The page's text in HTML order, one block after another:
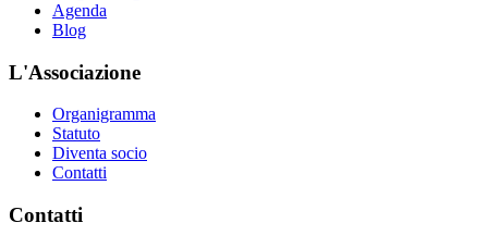
Agenda
Blog
L'Associazione
Organigramma
Statuto
Diventa socio
Contatti
Contatti